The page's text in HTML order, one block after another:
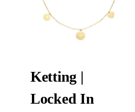
Ketting |
Locked In